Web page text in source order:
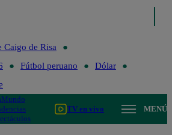
Caigo de Risa
Fútbol peruano
Dólar
Mundo
TV en vivo MENÚ